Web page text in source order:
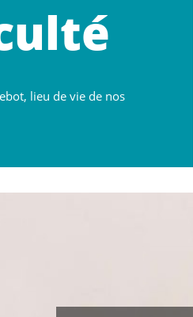
lieu de vie de nos